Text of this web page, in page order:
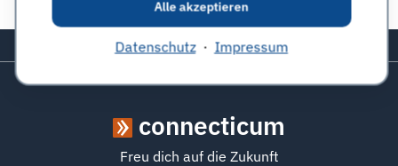
Alle akzeptieren
Datenschutz· Impressum
Zurück zum Seitenanfang
connecticum
Freu dich auf die Zukunft